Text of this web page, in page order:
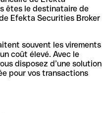
êtes le destinataire de
Efekta Securities Broker
souvent les virements
coût élevé. Avec le
disposez d’une solution
pour vos transactions